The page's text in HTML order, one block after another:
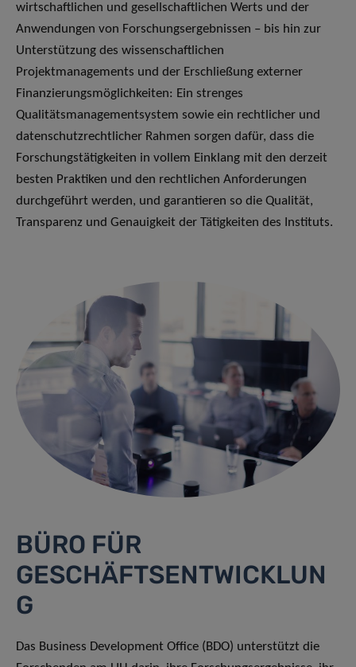
wirtschaftlichen und gesellschaftlichen Werts und der
Anwendungen von Forschungsergebnissen – bis hin zur
Unterstützung des wissenschaftlichen
Projektmanagements und der Erschließung externer
Finanzierungsmöglichkeiten: Ein strenges
Qualitätsmanagementsystem sowie ein rechtlicher und
datenschutzrechtlicher Rahmen sorgen dafür, dass die
Forschungstätigkeiten in vollem Einklang mit den derzeit
besten Praktiken und den rechtlichen Anforderungen
durchgeführt werden, und garantieren so die Qualität,
Transparenz und Genauigkeit der Tätigkeiten des Instituts.
BÜRO FÜR
GESCHÄFTSENTWICKLUN
G
Das Business Development Office (BDO) unterstützt die